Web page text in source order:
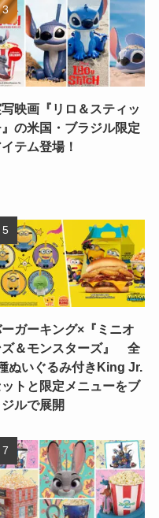
映画『リロ＆スティッ
の米国・ブラジル限定
テム登場！
ガーキング×『ミニオ
ズ＆モンスターズ』 全
ぬいぐるみ付きKing Jr.
トと限定メニューをブ
ルで展開